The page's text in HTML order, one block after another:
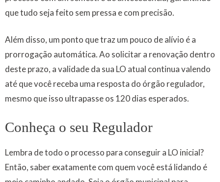
que tudo seja feito sem pressa e com precisão.
Além disso, um ponto que traz um pouco de alívio é a
prorrogação automática. Ao solicitar a renovação dentro
deste prazo, a validade da sua LO atual continua valendo
até que você receba uma resposta do órgão regulador,
mesmo que isso ultrapasse os 120 dias esperados.
Conheça o seu Regulador
Lembra de todo o processo para conseguir a LO inicial?
Então, saber exatamente com quem você está lidando é